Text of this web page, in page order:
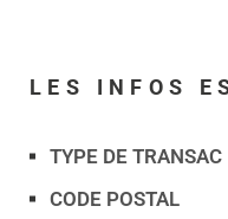
LES INFOS
Caractérisque Valeurs
TYPE DE TRANSAC
CODE POSTAL